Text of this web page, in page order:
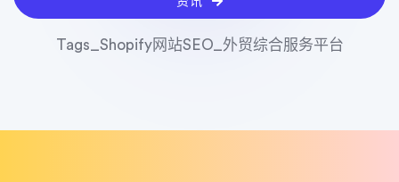
Tags_Shopify网站SEO_外贸综合服务平台